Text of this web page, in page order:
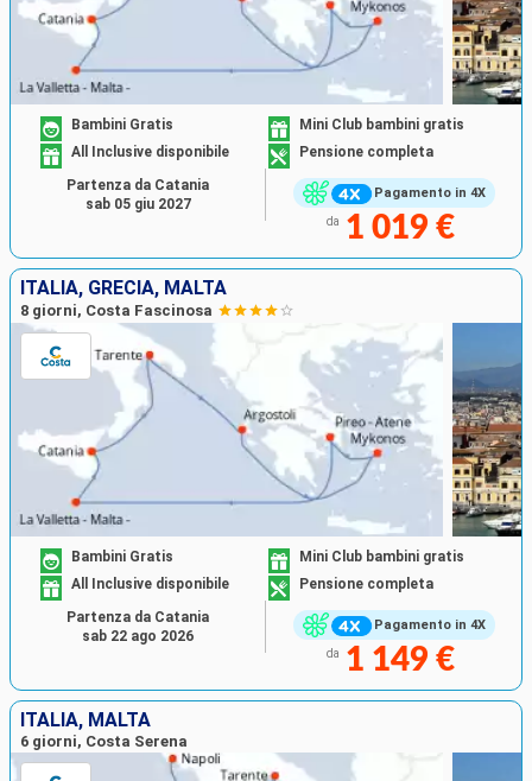
Pagamento in 4X
Bambini Gratis
Mini Club bambini gratis
All Inclusive disponibile
Pensione completa
da 1 019 €
Partenza da Catania
sab 05 giu 2027
ITALIA, GRECIA, MALTA
8 giorni, Costa Fascinosa
Pagamento in 4X
Bambini Gratis
Mini Club bambini gratis
All Inclusive disponibile
Pensione completa
da 1 149 €
Partenza da Catania
sab 22 ago 2026
ITALIA, MALTA
6 giorni, Costa Serena